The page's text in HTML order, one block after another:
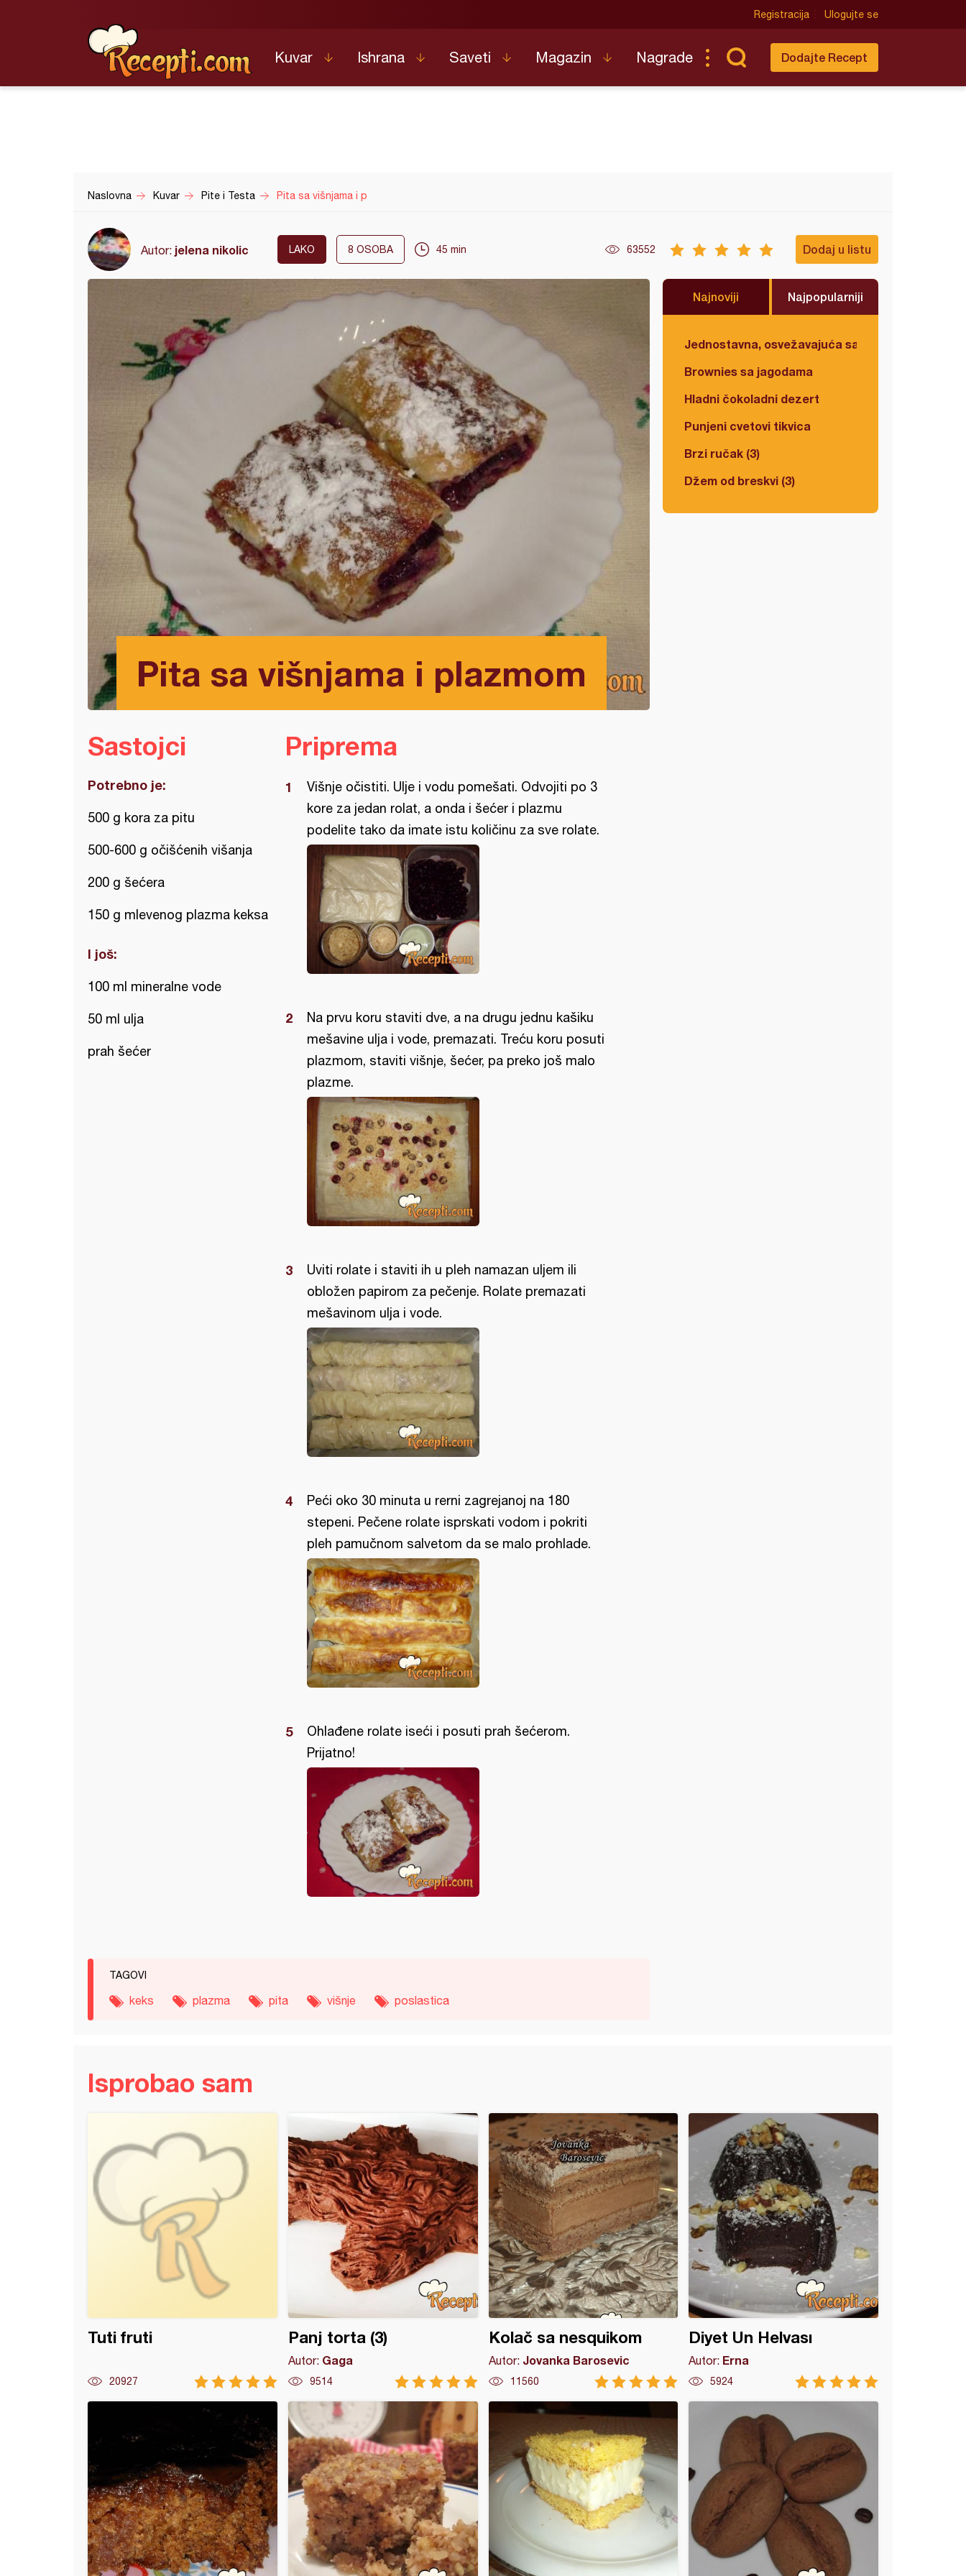
Registracija Ulogujte se
Kuvar Ishrana Saveti Magazin Nagrade Dodajte Recept
Naslovna Kuvar Pite i Testa Pita sa višnjama i p
Autor: jelena nikolic LAKO 8 OSOBA 45 min 63552 Dodaj u listu
Pita sa višnjama i plazmom
Najnoviji Najpopularniji
Jednostavna, osvežavajuća salata
Brownies sa jagodama
Hladni čokoladni dezert
Punjeni cvetovi tikvica
Brzi ručak (3)
Džem od breskvi (3)
Sastojci
Potrebno je:
500 g kora za pitu
500-600 g očišćenih višanja
200 g šećera
150 g mlevenog plazma keksa
I još:
100 ml mineralne vode
50 ml ulja
prah šećer
Priprema
Višnje očistiti. Ulje i vodu pomešati. Odvojiti po 3
kore za jedan rolat, a onda i šećer i plazmu
podelite tako da imate istu količinu za sve rolate.
Na prvu koru staviti dve, a na drugu jednu kašiku
mešavine ulja i vode, premazati. Treću koru posuti
plazmom, staviti višnje, šećer, pa preko još malo
plazme.
Uviti rolate i staviti ih u pleh namazan uljem ili
obložen papirom za pečenje. Rolate premazati
mešavinom ulja i vode.
Peći oko 30 minuta u rerni zagrejanoj na 180
stepeni. Pečene rolate isprskati vodom i pokriti
pleh pamučnom salvetom da se malo prohlade.
Ohlađene rolate iseći i posuti prah šećerom.
Prijatno!
TAGOVI
keks plazma pita višnje poslastica
Isprobao sam
Tuti fruti
20927
Panj torta (3)
Autor: Gaga
9514
Kolač sa nesquikom
Autor: Jovanka Barosevic
11560
Diyet Un Helvası
Autor: Erna
5924
Çekirdeği Kurabiye